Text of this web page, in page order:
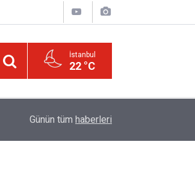
İstanbul
22 °C
Bildirilmedi mi ki insan için, kendi çalıştığından
Günün tüm haberleri